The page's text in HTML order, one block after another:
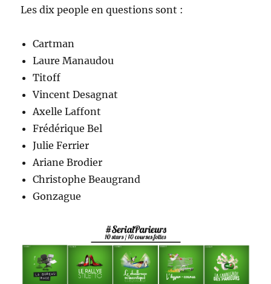
Les dix people en questions sont :
Cartman
Laure Manaudou
Titoff
Vincent Desagnat
Axelle Laffont
Frédérique Bel
Julie Ferrier
Ariane Brodier
Christophe Beaugrand
Gonzague